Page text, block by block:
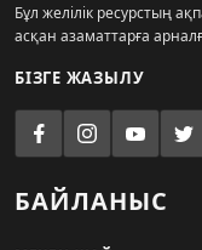
Бұл желілік ресурстың
асқан азаматтарға
БІЗГЕ ЖАЗЫЛУ
БАЙЛАНЫС